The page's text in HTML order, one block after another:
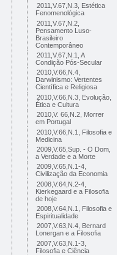
2011,V.67,N.3, Estética
Fenomenológica
2011,V.67,N.2,
Pensamento Luso-
Brasileiro
Contemporâneo
2011,V.67,N.1, A
Condição Pós-Secular
2010,V.66,N.4,
Darwinismo: Vertentes
Científica e Religiosa
2010,V.66,N.3, Evolução,
Ética e Cultura
2010,V. 66,N.2, Morrer
em Portugal
2010,V.66,N.1, Filosofia e
Medicina
2009,V.65,Sup. - O Dom,
a Verdade e a Morte
2009,V.65,N.1-4,
Civilização da Economia
2008,V.64,N.2-4,
Kierkegaard e a Filosofia
de hoje
2008,V.64,N.1, Filosofia e
Espiritualidade
2007,V.63,N.4, Bernard
Lonergan e a Filosofia
2007,V.63,N.1-3,
Filosofia e Ciência